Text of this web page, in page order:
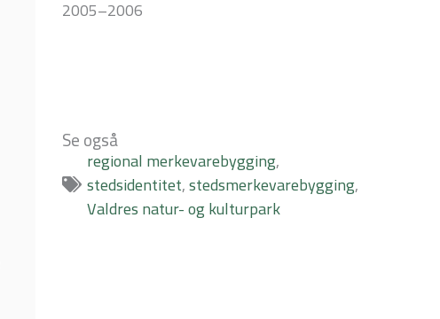
2005–2006
Se også
regional merkevarebygging,
stedsidentitet,stedsmerkevarebygging,
Valdres natur- og kulturpark